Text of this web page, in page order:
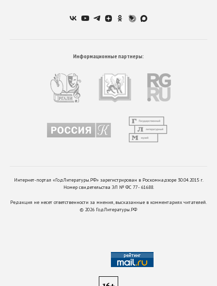
Информационные партнеры:
Интернет-портал «ГодЛитературы.РФ» зарегистрирован в Роскомнадзоре 30.04.2015 г.
Номер свидетельства ЭЛ № ФС 77 - 61688.
Редакция не несет ответственности за мнения, высказанные в комментариях читателей.
© 2026 ГодЛитературы.РФ